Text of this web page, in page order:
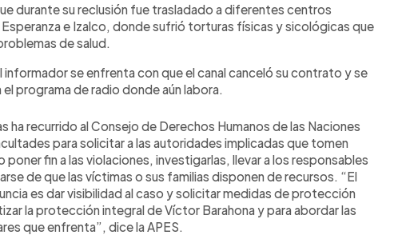
durante su reclusión fue trasladado a diferentes centros
e Izalco, donde sufrió torturas físicas y sicológicas que
de salud.
informador se enfrenta con que el canal canceló su contrato y se
programa de radio donde aún labora.
ha recurrido al Consejo de Derechos Humanos de las Naciones
para solicitar a las autoridades implicadas que tomen
poner fin a las violaciones, investigarlas, llevar a los responsables
de que las víctimas o sus familias disponen de recursos. “El
es dar visibilidad al caso y solicitar medidas de protección
la protección integral de Víctor Barahona y para abordar las
que enfrenta”, dice la APES.